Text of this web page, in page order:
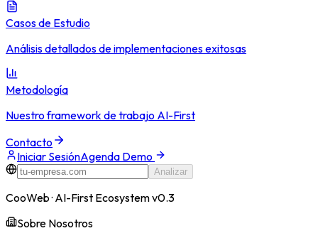
Casos de Estudio
Análisis detallados de implementaciones exitosas
Metodología
Nuestro framework de trabajo AI-First
Contacto
Iniciar SesiónAgenda Demo
Analizar
CooWeb · AI-First Ecosystem v0.3
Sobre Nosotros